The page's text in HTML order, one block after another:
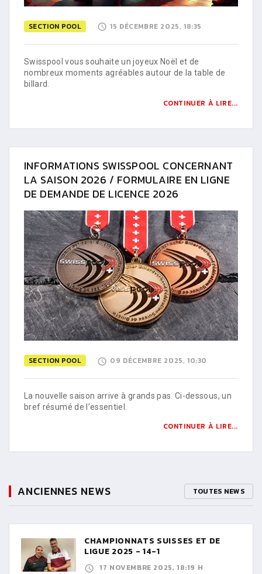
SECTION POOL 15 DÉCEMBRE 2025, 18:35
Swisspool vous souhaite un joyeux Noël et de
nombreux moments agréables autour de la table de
billard.
CONTINUER À LIRE...
INFORMATIONS SWISSPOOL CONCERNANT
LA SAISON 2026 / FORMULAIRE EN LIGNE
DE DEMANDE DE LICENCE 2026
SECTION POOL 09 DÉCEMBRE 2025, 10:30
La nouvelle saison arrive à grands pas. Ci-dessous, un
bref résumé de l’essentiel.
CONTINUER À LIRE...
ANCIENNES NEWS TOUTES NEWS
CHAMPIONNATS SUISSES ET DE
LIGUE 2025 - 14-1
17 NOVEMBRE 2025, 18:19 H